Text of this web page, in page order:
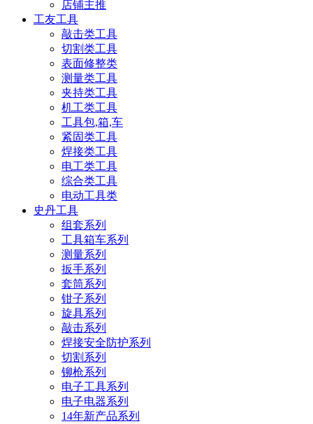
店铺主推
工友工具
敲击类工具
切割类工具
表面修整类
测量类工具
夹持类工具
机工类工具
工具包,箱,车
紧固类工具
焊接类工具
电工类工具
综合类工具
电动工具类
史丹工具
组套系列
工具箱车系列
测量系列
扳手系列
套筒系列
钳子系列
旋具系列
敲击系列
焊接安全防护系列
切割系列
铆枪系列
电子工具系列
电子电器系列
14年新产品系列